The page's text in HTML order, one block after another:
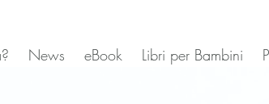
News eBook Libri per Bambini